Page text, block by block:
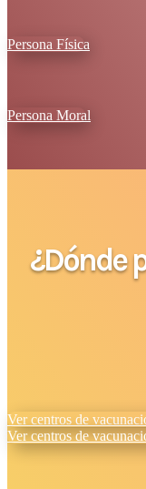
Persona Física
Persona Moral
¿Dónde
Ver centros de
Ver centros de